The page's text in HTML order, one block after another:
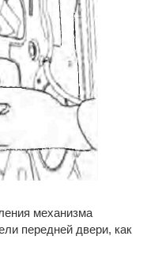
механизма
передней двери, как